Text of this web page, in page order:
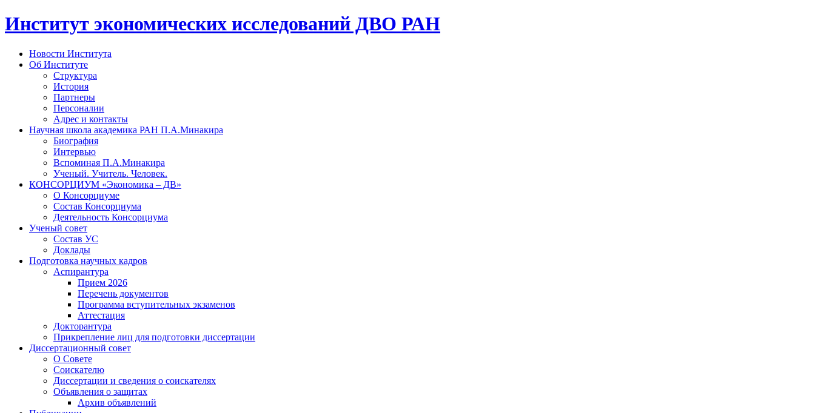
Институт экономических исследований ДВО РАН
Новости Института
Об Институте
Структура
История
Партнеры
Персоналии
Адрес и контакты
Научная школа академика РАН П.А.Минакира
Биография
Интервью
Вспоминая П.А.Минакира
Ученый. Учитель. Человек.
КОНСОРЦИУМ «Экономика – ДВ»
О Консорциуме
Состав Консорциума
Деятельность Консорциума
Ученый совет
Состав УС
Доклады
Подготовка научных кадров
Аспирантура
Прием 2026
Перечень документов
Программа вступительных экзаменов
Аттестация
Докторантура
Прикрепление лиц для подготовки диссертации
Диссертационный совет
О Совете
Соискателю
Диссертации и сведения о соискателях
Объявления о защитах
Архив объявлений